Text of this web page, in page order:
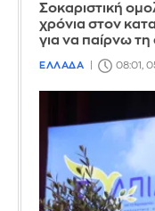
Σοκαριστική
χρόνια στον
για να παίρνω τη
ΕΛΛΑΔΑ 08:01,